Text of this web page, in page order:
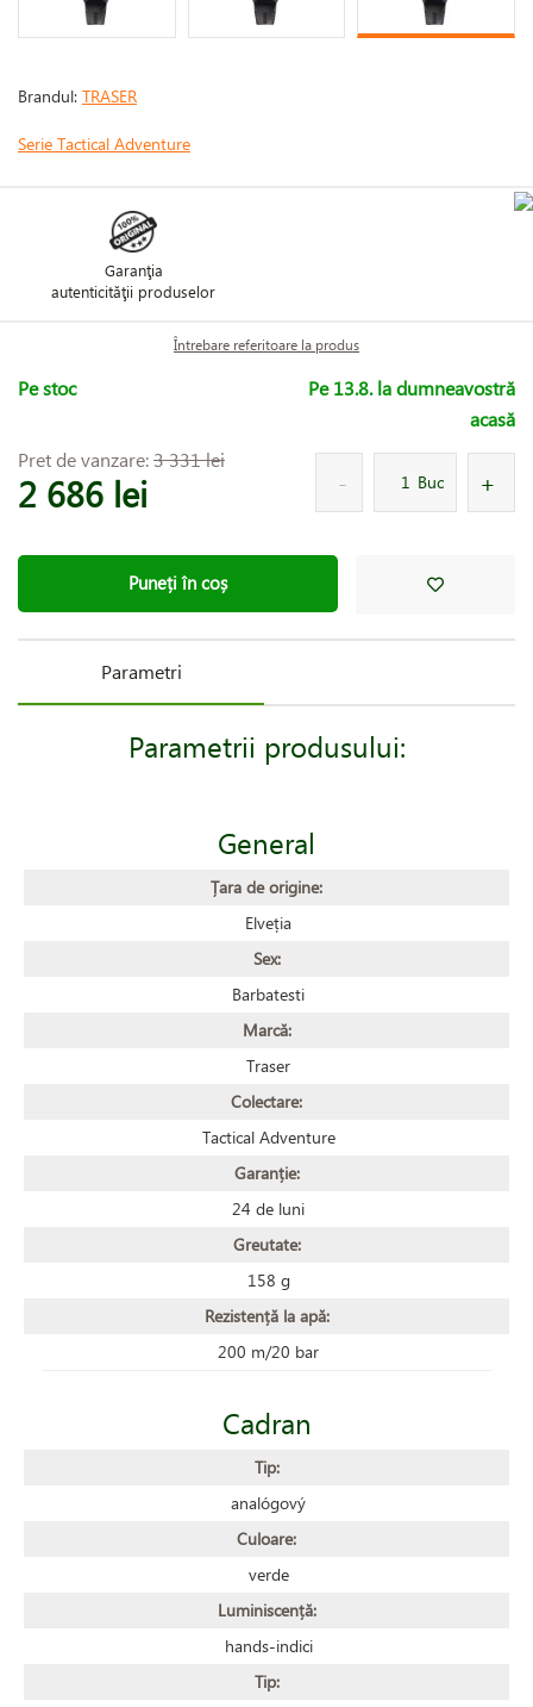
Brandul: TRASER
Serie Tactical Adventure
Garanţia
autenticităţii produselor
Întrebare referitoare la produs
Pe stoc
Pe 13.8. la dumneavostră
acasă
Pret de vanzare:3 331 lei
2 686 lei Buc
Puneți în coș
Parametri
Parametrii produsului:
General
Țara de origine:
Elveția
Sex:
Barbatesti
Marcă:
Traser
Colectare:
Tactical Adventure
Garanție:
24 de luni
Greutate:
158 g
Rezistență la apă:
200 m/20 bar
Cadran
Tip:
analógový
Culoare:
verde
Luminiscență:
hands-indici
Tip: